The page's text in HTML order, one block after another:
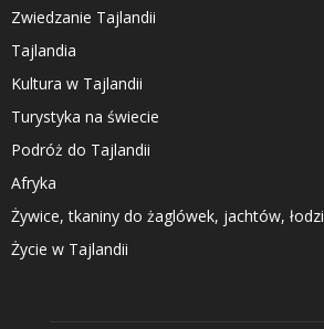
Zwiedzanie Tajlandii
Tajlandia
Kultura w Tajlandii
Turystyka na świecie
Podróż do Tajlandii
Afryka
Żywice, tkaniny do żaglówek, jachtów, łodzi
Życie w Tajlandii